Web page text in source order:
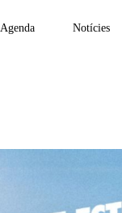
Agenda Notícies